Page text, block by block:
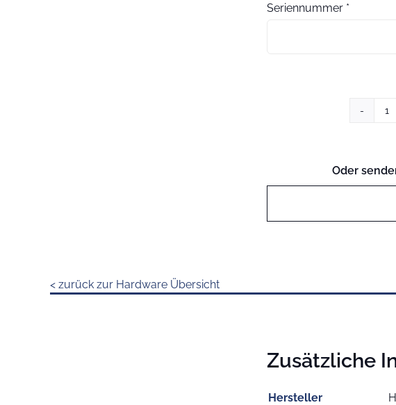
Seriennummer *
HP
Oder
< zurück zur Hardware Übersicht
Zusätzliche
Hersteller